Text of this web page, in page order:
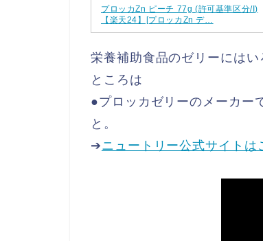
プロッカZn ピーチ 77g (許可基準区分/I)
【楽天24】[プロッカZn デ…
栄養補助食品のゼリーには
ところは
●プロッカゼリーのメーカー
と。
➔ニュートリー公式サイトは